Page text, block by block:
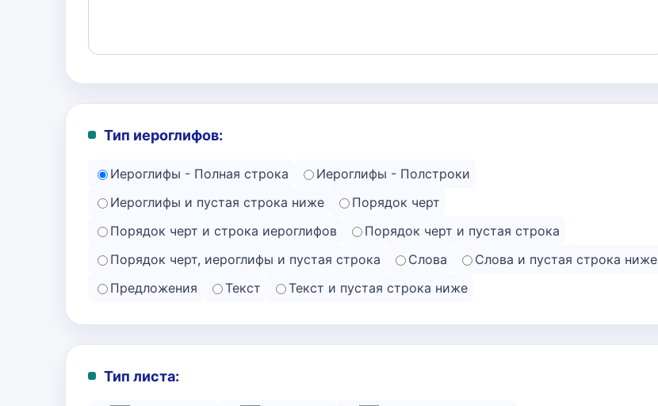
Тип иероглифов:
Иероглифы - Полная строка
Иероглифы - Полстроки
Иероглифы и пустая строка ниже
Порядок черт
Порядок черт и строка иероглифов
Порядок черт и пустая строка
Порядок черт, иероглифы и пустая строка
Слова
Слова и пустая строка ниже
Предложения
Текст Текст и пустая строка ниже
Тип листа: